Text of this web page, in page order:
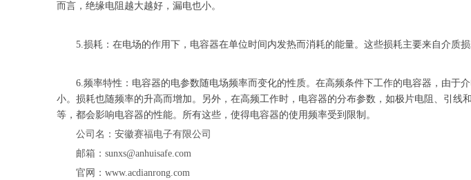
而言，绝缘电阻越大越好，漏电也小。
5.损耗：在电场的作用下，电容器在单位时间内发热而消耗的能量。这些损耗主要来自介质
6.频率特性：电容器的电参数随电场频率而变化的性质。在高频条件下工作的电容器，由于
小。损耗也随频率的升高而增加。另外，在高频工作时，电容器的分布参数，如极片电阻、引线
等，都会影响电容器的性能。所有这些，使得电容器的使用频率受到限制。
公司名：安徽赛福电子有限公司
邮箱：sunxs@anhuisafe.com
官网：www.acdianrong.com